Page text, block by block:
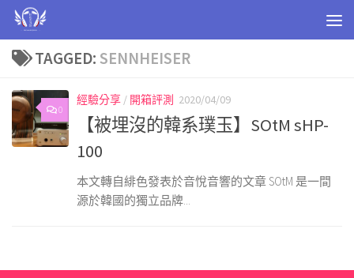
Skip to content
TAGGED: SENNHEISER
0
經驗分享 / 開箱評測 2020/04/09
【被埋沒的韓系璞玉】SOtM sHP-
100
本文轉自緋色發表於音悅音響的文章 SOtM 是一間
源於韓國的獨立品牌...